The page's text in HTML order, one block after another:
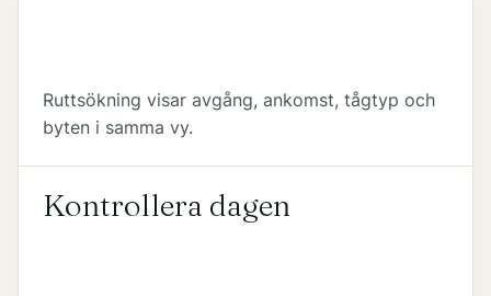
Ruttsökning visar avgång, ankomst, tågtyp och
byten i samma vy.
Kontrollera dagen